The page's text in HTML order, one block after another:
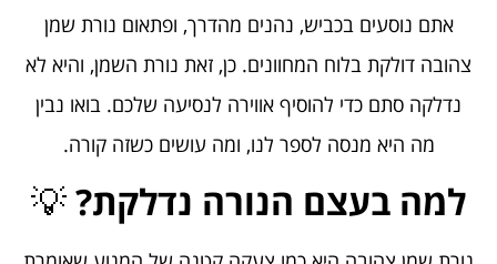
אתם נוסעים בכביש, נהנים מהדרך, ופתאום נורת שמן
צהובה דולקת בלוח המחוונים. כן, זאת נורת השמן, והיא לא
נדלקה סתם כדי להוסיף אווירה לנסיעה שלכם. בואו נבין
מה היא מנסה לספר לנו, ומה עושים כשזה קורה.
למה בעצם הנורה נדלקת?💡